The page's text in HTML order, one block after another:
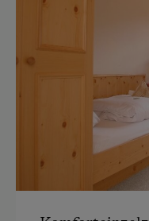
EC-Karte /
Mastercard/
Überweisung /
Vor Ort